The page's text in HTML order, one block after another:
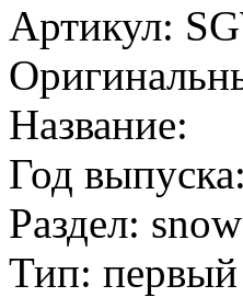
Артикул:
Название:
Год
Раздел:
Тип: первый